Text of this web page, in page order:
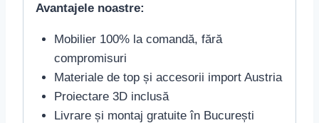
Avantajele noastre:
Mobilier 100% la comandă, fără
compromisuri
Materiale de top și accesorii import Austria
Proiectare 3D inclusă
Livrare și montaj gratuite în București